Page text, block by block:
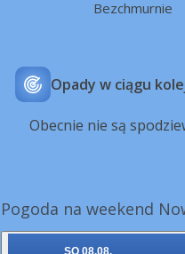
Bezchmurnie
Opady w ciągu
Obecnie nie są
Pogoda na weekend
SO 08.08.